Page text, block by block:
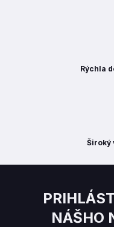
Rýchla
Široký
NÁŠHO